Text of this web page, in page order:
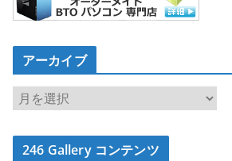
アーカイブ
ア
ー
カ
イ246 Gallery コンテンツ